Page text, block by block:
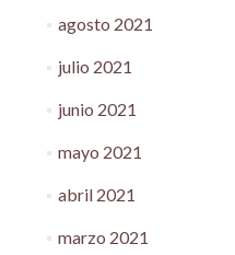
agosto 2021
julio 2021
junio 2021
mayo 2021
abril 2021
marzo 2021